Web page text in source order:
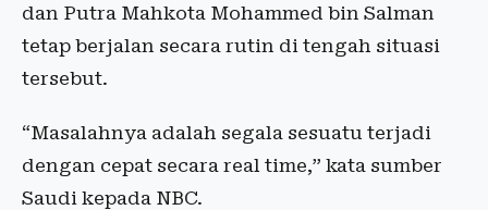
dan Putra Mahkota Mohammed bin Salman
tetap berjalan secara rutin di tengah situasi
tersebut.
“Masalahnya adalah segala sesuatu terjadi
dengan cepat secara real time,” kata sumber
Saudi kepada NBC.